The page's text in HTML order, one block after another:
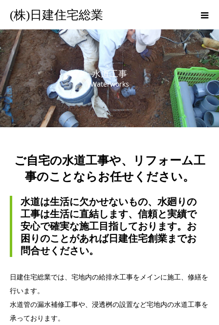
(株)日建住宅総業
水道工事
Waterworks
ご自宅の水道工事や、リフォーム工
事のことならお任せください。
水道は生活に欠かせないもの、水廻りの
工事は生活に直結します、信頼と実績で
安心で確実な施工目指しております。お
困りのことがあれば日建住宅創業までお
問合せください。
日建住宅総業では、宅地内の給排水工事をメインに施工、修繕を
行います。
水道管の漏水補修工事や、浸透桝の設置など宅地内の水道工事を
承っております。